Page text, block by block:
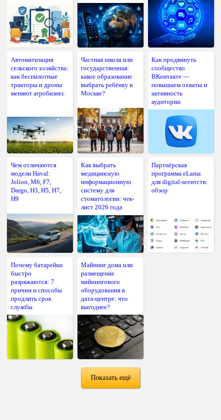
Автоматизация
сельского хозяйства:
как беспилотные
тракторы и дроны
меняют агробизнес
Частная школа или
государственная:
какое образование
выбрать ребёнку в
Москве?
Как продвинуть
сообщество
ВКонтакте —
повышаем охваты и
активность
аудитории
Чем отличаются
модели Haval:
Jolion, M6, F7,
Dargo, H3, H5, H7,
H9
Как выбрать
медицинскую
информационную
систему для
стоматологии: чек-
лист 2026 года
Партнёрская
программа eLama
для digital-агентств:
обзор
Почему батарейки
быстро
разряжаются: 7
причин и способы
продлить срок
службы
Майнинг дома или
размещение
майнингового
оборудования в
дата-центре: что
выгоднее?
Показать ещё